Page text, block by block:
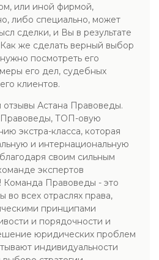
или иной фирмой,
либо специально, может
сделки, и Вы в результате
же сделать верный выбор
посмотреть его
его дел, судебных
клиентов.
Астана Правоведы.
ТОП-овую
экстра-класса, которая
и интернациональную
своим сильным
экспертов
Команда Правоведы - это
во всех отраслях права,
принципами
и порядочности и
юридических проблем
индивидуальности